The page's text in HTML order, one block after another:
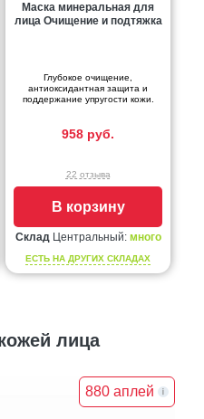
Маска минеральная для
лица Очищение и подтяжка
Глубокое очищение,
антиоксидантная защита и
поддержание упругости кожи.
958 руб.
22 отзыва
В корзину
СкладЦентральный: много
ЕСТЬ НА ДРУГИХ СКЛАДАХ
лица
880 аплей